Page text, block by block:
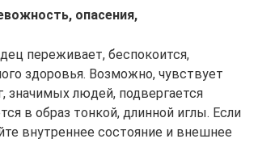
опасения,
переживает, беспокоится,
здоровья. Возможно, чувствует
значимых людей, подвергается
в образ тонкой, длинной иглы. Если
внутреннее состояние и внешнее